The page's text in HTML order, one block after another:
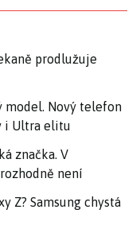
prodlužuje
model. Nový telefon
i Ultra elitu
značka. V
není
Z? Samsung chystá